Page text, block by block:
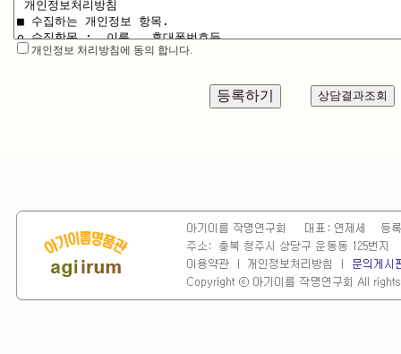
개인정보 처리방침에 동의 합니다.